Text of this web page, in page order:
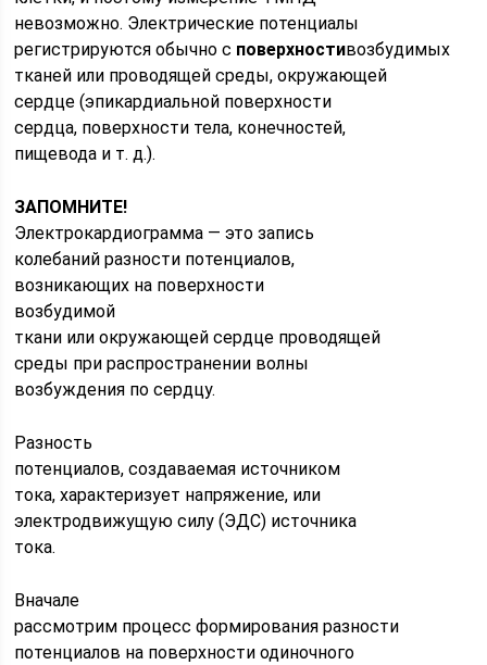
невозможно. Электрические потенциалы
регистрируются обычно с поверхностивозбудимых
тканей или проводящей среды, окружающей
сердце (эпикардиальной поверхности
сердца, поверхности тела, конечностей,
пищевода и т. д.).
ЗАПОМНИТЕ!
Электрокардиограмма — это запись
колебаний разности потенциалов,
возникающих на поверхности
возбудимой
ткани или окружающей сердце проводящей
среды при распространении волны
возбуждения по сердцу.
Разность
потенциалов, создаваемая источником
тока, характеризует напряжение, или
электродвижущую силу (ЭДС) источника
тока.
Вначале
рассмотрим процесс формирования разности
потенциалов на поверхности одиночного